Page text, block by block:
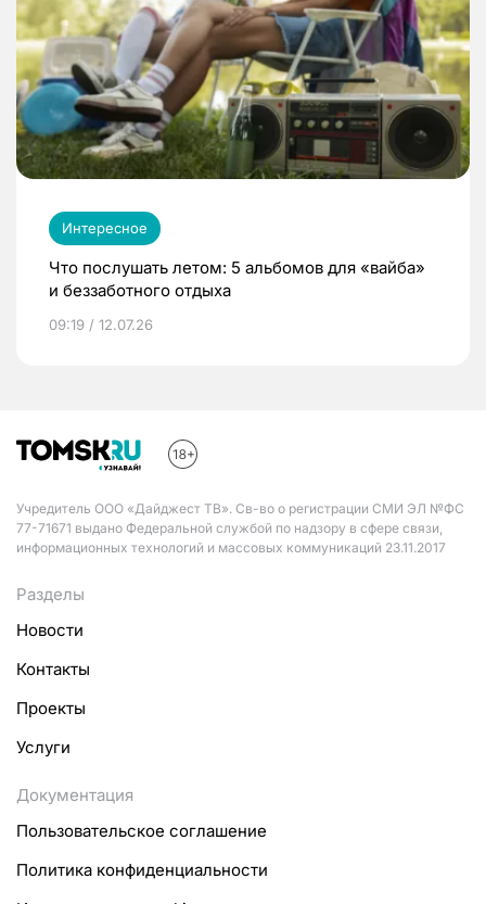
Интересное
Что послушать летом: 5 альбомов для «вайба»
и беззаботного отдыха
09:19 / 12.07.26
Учредитель ООО «Дайджест ТВ». Св-во о регистрации СМИ ЭЛ №ФС
77-71671 выдано Федеральной службой по надзору в сфере связи,
информационных технологий и массовых коммуникаций 23.11.2017
Разделы
Новости
Контакты
Проекты
Услуги
Документация
Пользовательское соглашение
Политика конфиденциальности